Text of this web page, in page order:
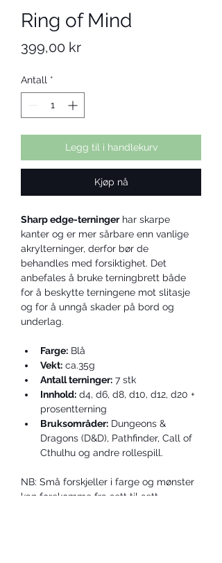
Ring of Mind
399,00 krPris
Antall *
Legg til i handlekurv
Kjøp nå
Sharp edge-terninger har skarpe
kanter og er mer sårbare enn vanlige
akrylterninger, derfor bør de
behandles med forsiktighet. Det
anbefales å bruke terningbrett både
for å beskytte terningene mot slitasje
og for å unngå skader på bord og
underlag.
Farge: Blå
Vekt: ca.35g
Antall terninger: 7 stk
Innhold: d4, d6, d8, d10, d12, d20 +
prosentterning
Bruksområder: Dungeons &
Dragons (D&D), Pathfinder, Call of
Cthulhu og andre rollespill.
NB: Små forskjeller i farge og mønster
kan forekomme fra sett til sett.